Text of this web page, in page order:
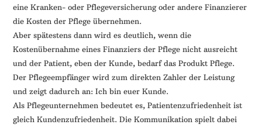
und
ein
Lächeln
//
eine Kranken- oder Pflegeversicherung oder andere Finanzierer
die Kosten der Pflege übernehmen.
Aber spätestens dann wird es deutlich, wenn die
Kostenübernahme eines Finanziers der Pflege nicht ausreicht
und der Patient, eben der Kunde, bedarf das Produkt Pflege.
Der Pflegeempfänger wird zum direkten Zahler der Leistung
und zeigt dadurch an: Ich bin euer Kunde.
Als Pflegeunternehmen bedeutet es, Patientenzufriedenheit ist
gleich Kundenzufriedenheit. Die Kommunikation spielt dabei